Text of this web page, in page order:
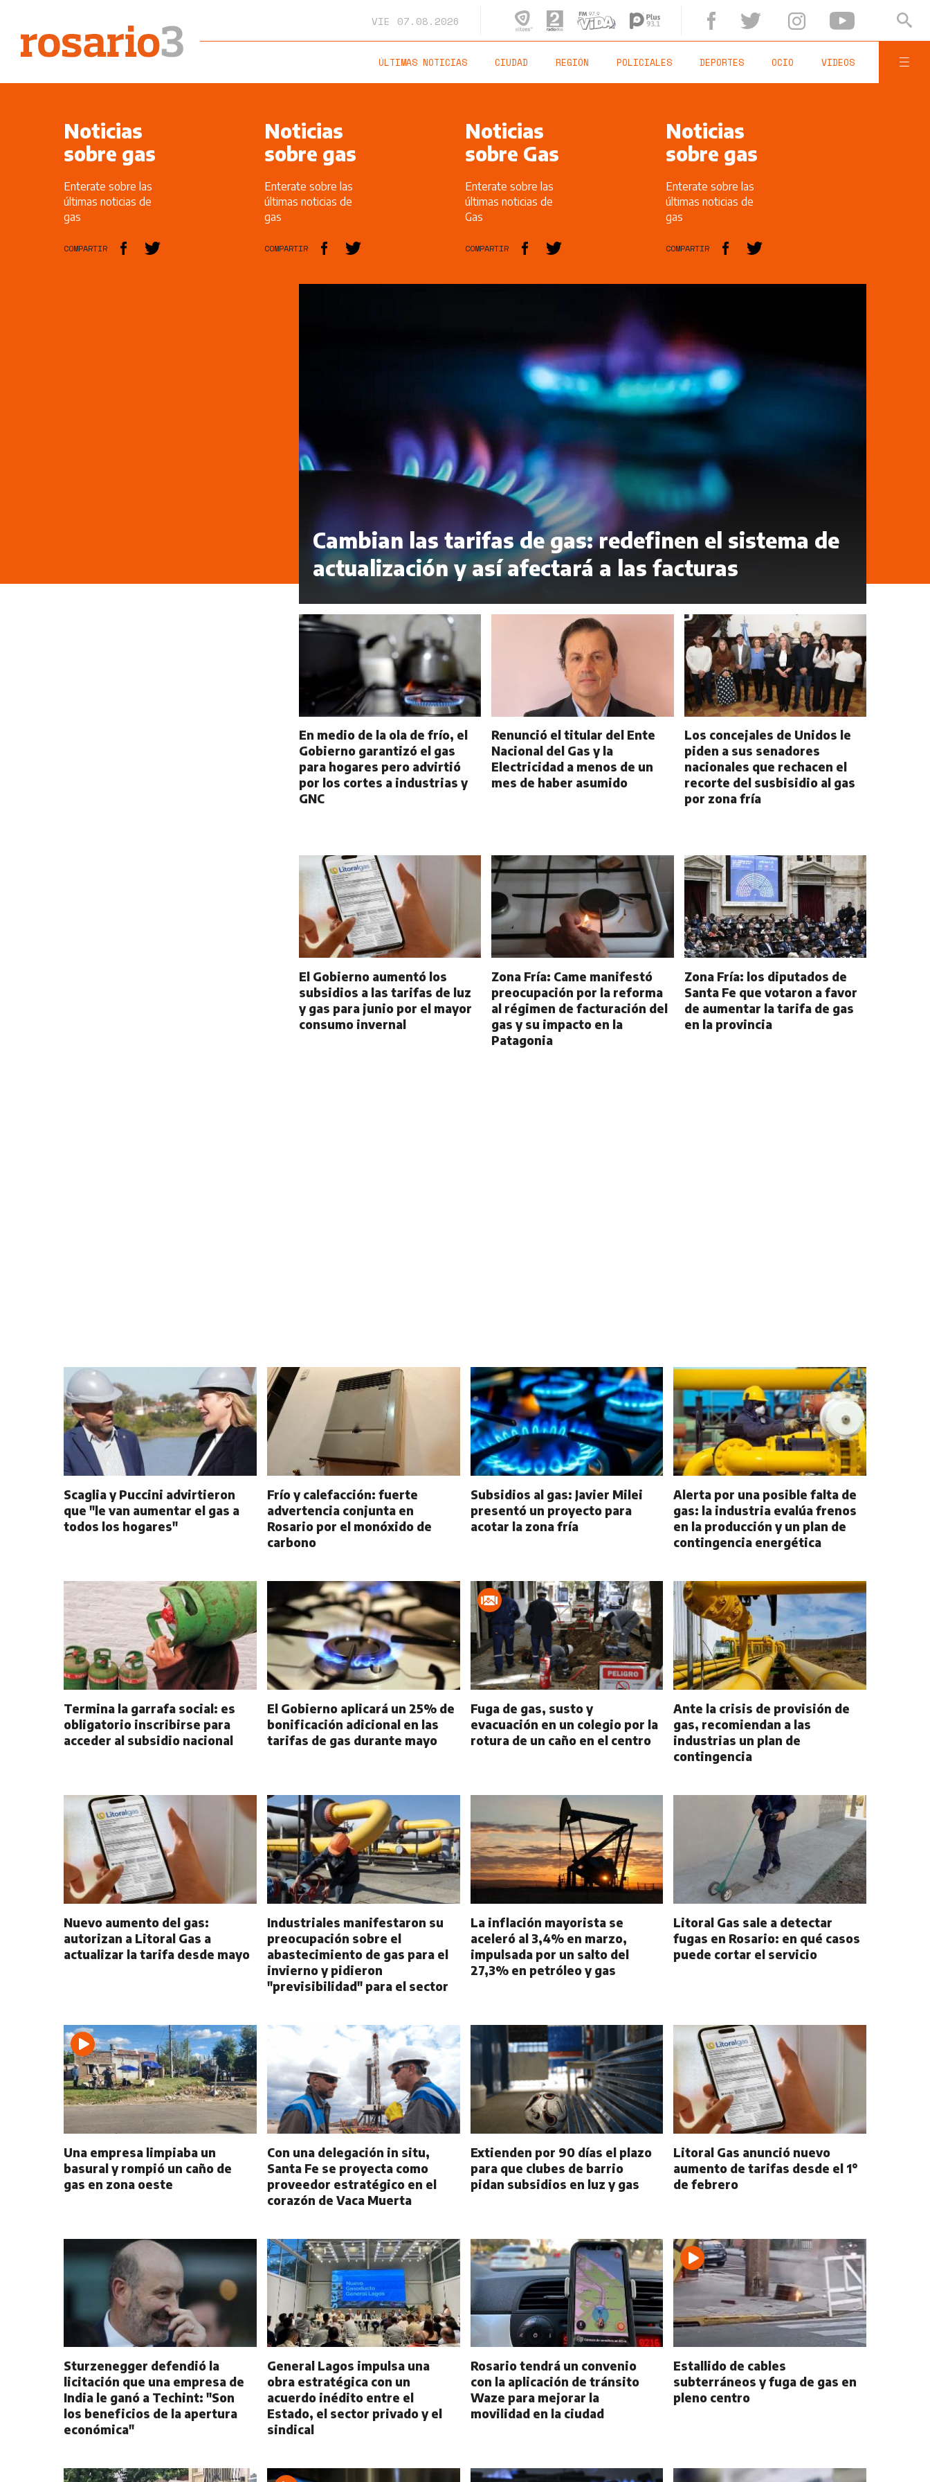
VIE 07.08.2026
ÚLTIMAS NOTICIAS CIUDAD REGIÓN POLICIALES DEPORTES OCIO VIDEOS
Noticias
sobre gas
Enterate sobre las
últimas noticias de
gas
COMPARTIR
Noticias
sobre gas
Enterate sobre las
últimas noticias de
gas
COMPARTIR
Noticias
sobre Gas
Enterate sobre las
últimas noticias de
Gas
COMPARTIR
Noticias
sobre gas
Enterate sobre las
últimas noticias de
gas
COMPARTIR
Cambian las tarifas de gas: redefinen el sistema de
actualización y así afectará a las facturas
En medio de la ola de frío, el
Gobierno garantizó el gas
para hogares pero advirtió
por los cortes a industrias y
GNC
Renunció el titular del Ente
Nacional del Gas y la
Electricidad a menos de un
mes de haber asumido
Los concejales de Unidos le
piden a sus senadores
nacionales que rechacen el
recorte del susbisidio al gas
por zona fría
El Gobierno aumentó los
subsidios a las tarifas de luz
y gas para junio por el mayor
consumo invernal
Zona Fría: Came manifestó
preocupación por la reforma
al régimen de facturación del
gas y su impacto en la
Patagonia
Zona Fría: los diputados de
Santa Fe que votaron a favor
de aumentar la tarifa de gas
en la provincia
Scaglia y Puccini advirtieron
que "le van aumentar el gas a
todos los hogares"
Frío y calefacción: fuerte
advertencia conjunta en
Rosario por el monóxido de
carbono
Subsidios al gas: Javier Milei
presentó un proyecto para
acotar la zona fría
Alerta por una posible falta de
gas: la industria evalúa frenos
en la producción y un plan de
contingencia energética
Termina la garrafa social: es
obligatorio inscribirse para
acceder al subsidio nacional
El Gobierno aplicará un 25% de
bonificación adicional en las
tarifas de gas durante mayo
Fuga de gas, susto y
evacuación en un colegio por la
rotura de un caño en el centro
Ante la crisis de provisión de
gas, recomiendan a las
industrias un plan de
contingencia
Nuevo aumento del gas:
autorizan a Litoral Gas a
actualizar la tarifa desde mayo
Industriales manifestaron su
preocupación sobre el
abastecimiento de gas para el
invierno y pidieron
"previsibilidad" para el sector
La inflación mayorista se
aceleró al 3,4% en marzo,
impulsada por un salto del
27,3% en petróleo y gas
Litoral Gas sale a detectar
fugas en Rosario: en qué casos
puede cortar el servicio
Una empresa limpiaba un
basural y rompió un caño de
gas en zona oeste
Con una delegación in situ,
Santa Fe se proyecta como
proveedor estratégico en el
corazón de Vaca Muerta
Extienden por 90 días el plazo
para que clubes de barrio
pidan subsidios en luz y gas
Litoral Gas anunció nuevo
aumento de tarifas desde el 1°
de febrero
Sturzenegger defendió la
licitación que una empresa de
India le ganó a Techint: "Son
los beneficios de la apertura
económica"
General Lagos impulsa una
obra estratégica con un
acuerdo inédito entre el
Estado, el sector privado y el
sindical
Rosario tendrá un convenio
con la aplicación de tránsito
Waze para mejorar la
movilidad en la ciudad
Estallido de cables
subterráneos y fuga de gas en
pleno centro